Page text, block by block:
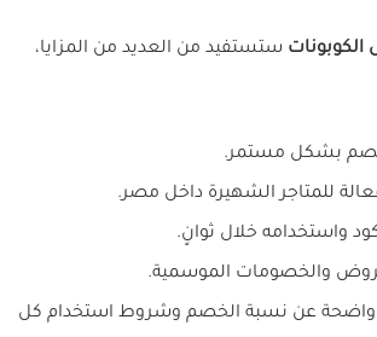
الكوبونات ستستفيد من العديد من المزايا،
بشكل مستمر.
للمتاجر الشهيرة داخل مصر.
واستخدامه خلال ثوانٍ.
والخصومات الموسمية.
واضحة عن نسبة الخصم وشروط استخدام كل